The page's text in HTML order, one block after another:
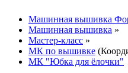
Машинная вышивка
Машинная вышивка »
Мастер-класс »
МК по вышивке
МК "Юбка для ёлочки"